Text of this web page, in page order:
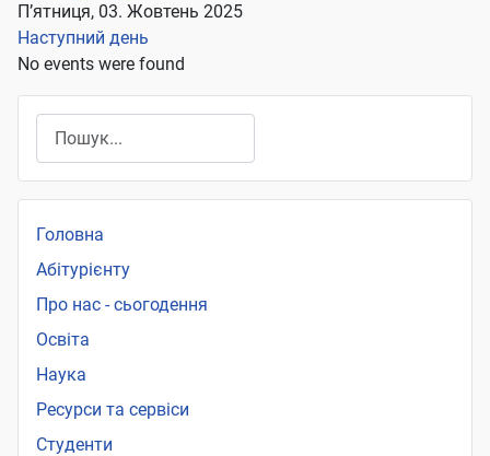
П’ятниця, 03. Жовтень 2025
Наступний день
No events were found
Головна
Абітурієнту
Про нас - сьогодення
Освіта
Наука
Ресурси та сервіси
Студенти